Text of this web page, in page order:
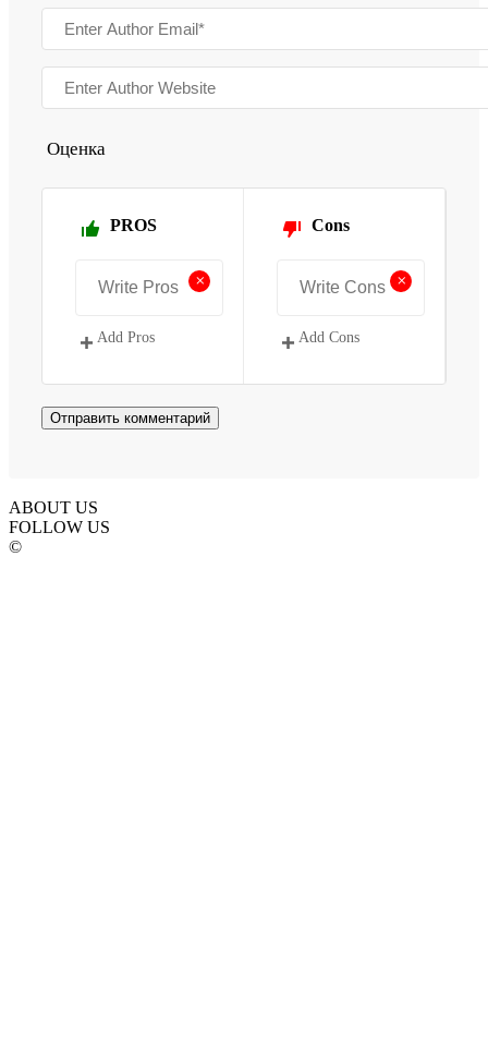
Оценка
PROS
+
Add Pros
Cons
+
Add Cons
ABOUT US
FOLLOW US
©